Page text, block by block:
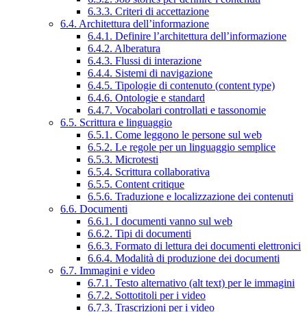
6.3.3. Criteri di accettazione
6.4. Architettura dell’informazione
6.4.1. Definire l’architettura dell’informazione
6.4.2. Alberatura
6.4.3. Flussi di interazione
6.4.4. Sistemi di navigazione
6.4.5. Tipologie di contenuto (content type)
6.4.6. Ontologie e standard
6.4.7. Vocabolari controllati e tassonomie
6.5. Scrittura e linguaggio
6.5.1. Come leggono le persone sul web
6.5.2. Le regole per un linguaggio semplice
6.5.3. Microtesti
6.5.4. Scrittura collaborativa
6.5.5. Content critique
6.5.6. Traduzione e localizzazione dei contenuti
6.6. Documenti
6.6.1. I documenti vanno sul web
6.6.2. Tipi di documenti
6.6.3. Formato di lettura dei documenti elettronici
6.6.4. Modalità di produzione dei documenti
6.7. Immagini e video
6.7.1. Testo alternativo (alt text) per le immagini
6.7.2. Sottotitoli per i video
6.7.3. Trascrizioni per i video